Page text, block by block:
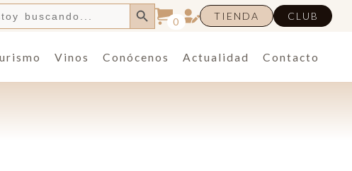
0 TIENDA CLUB
Vinos Conócenos Actualidad Contacto